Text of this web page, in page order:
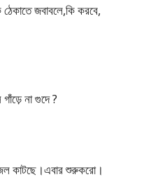
ঠেকাতে জবাবলে,কি করবে,
না গুদে ?
কাটছে।এবার শুরুকরো।